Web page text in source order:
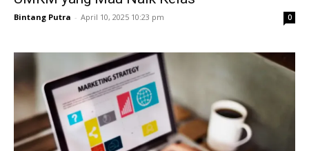
Bintang Putra - April 10, 2025 10:23 pm 0